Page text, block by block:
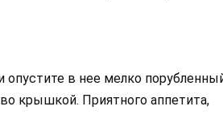
опустите в нее мелко
крышкой. Приятного аппетита,